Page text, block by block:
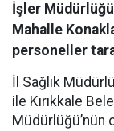
İşler
Mahalle
personeller
İl Sağlık
ile Kırıkkale
Müdürlüğü’nün